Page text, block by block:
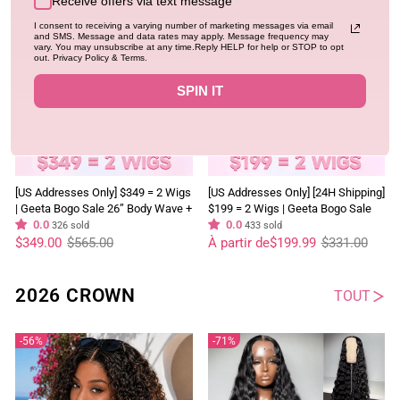
38%
[US Addresses Only] $349 = 2 Wigs
| Geeta Bogo Sale 26” Body Wave +
26” Curly Wig 180% Density Flash
Sale
0.0 326 sold
Prix $565.00
Prix
$349.00
40%
[US Addresses Only] [24H Shipping]
$199 = 2 Wigs | Geeta Bogo Sale
22” Yaki Straight + 16” Body Wave
Human Hair Wig Flash Sale
0.0 433 sold
Prix
régulier
$331.00
Prix
réduit
À partir de$199.99
2026 CROWN TOUT
56% 71%
I consent to receiving a varying number of marketing messages via email
and SMS. Message and data rates may apply. Message frequency may
vary. You may unsubscribe at any time.Reply HELP for help or STOP to opt
out. Privacy Policy & Terms.
SPIN IT